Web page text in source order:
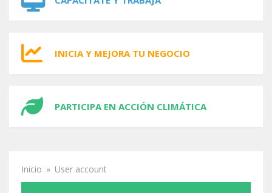
INICIA Y MEJORA TU NEGOCIO
PARTICIPA EN ACCIÓN CLIMÁTICA
Se encuentra usted aquí
Inicio » User account